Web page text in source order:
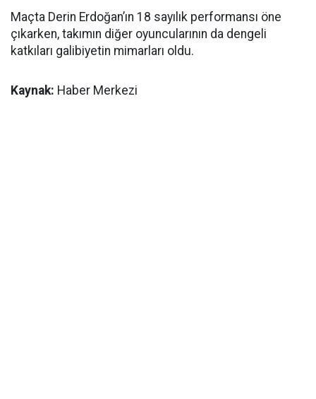
Maçta Derin Erdoğan’ın 18 sayılık performansı öne
çıkarken, takımın diğer oyuncularının da dengeli
katkıları galibiyetin mimarları oldu.
Kaynak: Haber Merkezi